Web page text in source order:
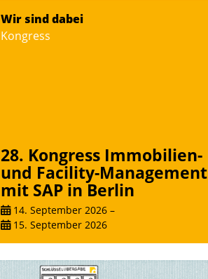
Wir sind dabei
Kongress
28. Kongress Immobilien-
und Facility-Management
mit SAP in Berlin
14. September 2026 –
15. September 2026